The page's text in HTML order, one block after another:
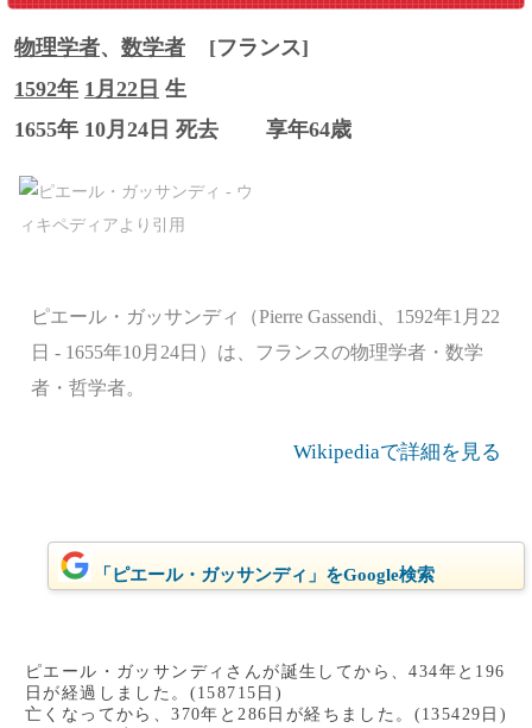
物理学者、 数学者
[フランス]
1592年 1月22日 生
1655年 10月24日 死去
享年64歳
ピエール・ガッサンディ（Pierre Gassendi、1592年1月22
日 - 1655年10月24日）は、フランスの物理学者・数学
者・哲学者。
Wikipediaで詳細を見る
「ピエール・ガッサンディ」をGoogle検索
ピエール・ガッサンディさんが誕生してから、434年と196
日が経過しました。(158715日)
亡くなってから、370年と286日が経ちました。(135429日)